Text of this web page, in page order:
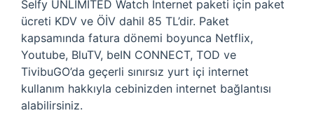
Selfy UNLIMITED Watch İnternet paketi için paket
ücreti KDV ve ÖİV dahil 85 TL’dir. Paket
kapsamında fatura dönemi boyunca Netflix,
Youtube, BluTV, beIN CONNECT, TOD ve
TivibuGO’da geçerli sınırsız yurt içi internet
kullanım hakkıyla cebinizden internet bağlantısı
alabilirsiniz.